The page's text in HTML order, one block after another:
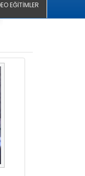
EĞİTİMLER